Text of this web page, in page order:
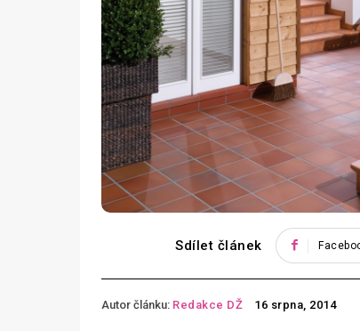
Sdílet článek
Autor článku: Redakce DŽ 16 srpna, 2014